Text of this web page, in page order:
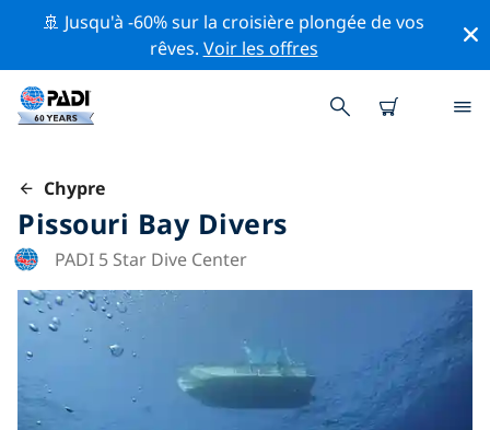
🚢 Jusqu'à -60% sur la croisière plongée de vos
rêves. Voir les offres
Chypre
Pissouri Bay Divers
PADI 5 Star Dive Center